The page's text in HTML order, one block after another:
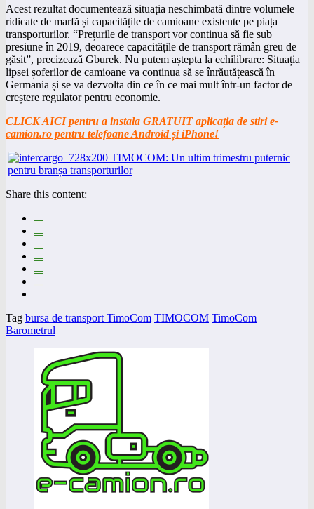
Acest rezultat documentează situația neschimbată dintre volumele
ridicate de marfă și capacitățile de camioane existente pe piața
transporturilor. “Prețurile de transport vor continua să fie sub
presiune în 2019, deoarece capacitățile de transport rămân greu de
găsit”, precizează Gburek. Nu putem aștepta la echilibrare: Situația
lipsei șoferilor de camioane va continua să se înrăutățească în
Germania și se va dezvolta din ce în ce mai mult într-un factor de
creștere regulator pentru economie.
CLICK AICI pentru a instala GRATUIT aplicația de stiri e-
camion.ro pentru telefoane Android și iPhone!
Share this content:
Tag bursa de transport TimoCom TIMOCOM TimoCom
Barometrul